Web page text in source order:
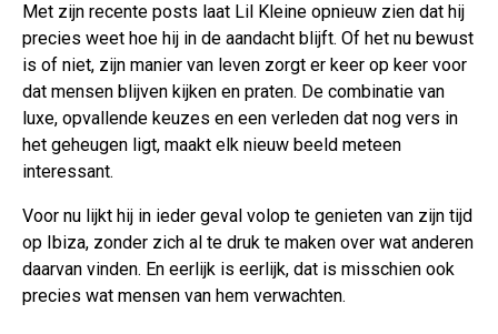
Met zijn recente posts laat Lil Kleine opnieuw zien dat hij
precies weet hoe hij in de aandacht blijft. Of het nu bewust
is of niet, zijn manier van leven zorgt er keer op keer voor
dat mensen blijven kijken en praten. De combinatie van
luxe, opvallende keuzes en een verleden dat nog vers in
het geheugen ligt, maakt elk nieuw beeld meteen
interessant.
Voor nu lijkt hij in ieder geval volop te genieten van zijn tijd
op Ibiza, zonder zich al te druk te maken over wat anderen
daarvan vinden. En eerlijk is eerlijk, dat is misschien ook
precies wat mensen van hem verwachten.